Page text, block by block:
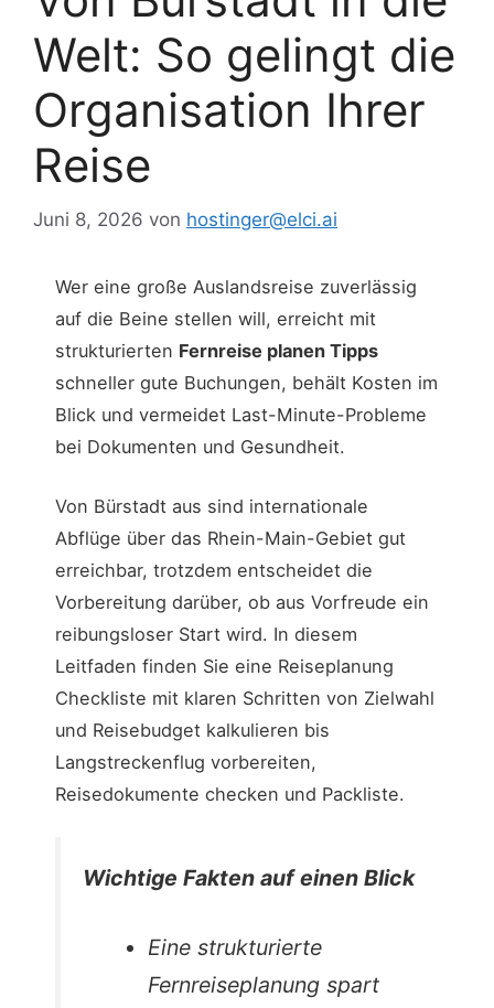
Welt: So gelingt die
Organisation Ihrer
Reise
Juni 8, 2026 von hostinger@elci.ai
Wer eine große Auslandsreise zuverlässig
auf die Beine stellen will, erreicht mit
strukturierten Fernreise planen Tipps
schneller gute Buchungen, behält Kosten im
Blick und vermeidet Last-Minute-Probleme
bei Dokumenten und Gesundheit.
Von Bürstadt aus sind internationale
Abflüge über das Rhein-Main-Gebiet gut
erreichbar, trotzdem entscheidet die
Vorbereitung darüber, ob aus Vorfreude ein
reibungsloser Start wird. In diesem
Leitfaden finden Sie eine Reiseplanung
Checkliste mit klaren Schritten von Zielwahl
und Reisebudget kalkulieren bis
Langstreckenflug vorbereiten,
Reisedokumente checken und Packliste.
Wichtige Fakten auf einen Blick
Eine strukturierte
Fernreiseplanung spart